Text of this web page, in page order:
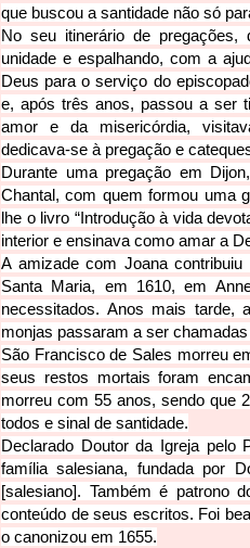
que buscou a santidade não só
No seu itinerário de pregações,
unidade e espalhando, com a
Deus para o serviço do
e, após três anos, passou a ser
amor e da misericórdia,
dedicava-se à pregação e
Durante uma pregação em
Chantal, com quem formou uma
lhe o livro “Introdução à vida
interior e ensinava como amar a
A amizade com Joana
Santa Maria, em 1610, em
necessitados. Anos mais tarde,
monjas passaram a ser
São Francisco de Sales morreu
seus restos mortais foram
morreu com 55 anos, sendo que
todos e sinal de santidade.
Declarado Doutor da Igreja pelo
família salesiana, fundada por
[salesiano]. Também é patrono
conteúdo de seus escritos. Foi
o canonizou em 1655.